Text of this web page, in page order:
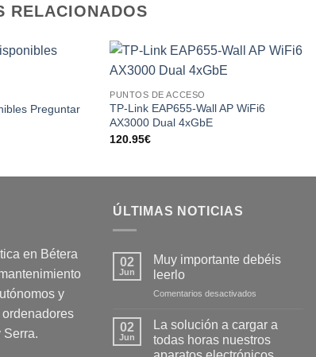
RELACIONADOS
Preguntar
PUNTOS DE ACCESO
TP-Link EAP655-Wall AP WiFi6
AX3000 Dual 4xGbE
120.95€
en Bétera
y
Serra.
ÚLTIMAS NOTICIAS
02
Jun
Muy importante debéis
leerlo
Comentarios desactivados
02
Jun
La solución a cargar a
todas horas nuestros